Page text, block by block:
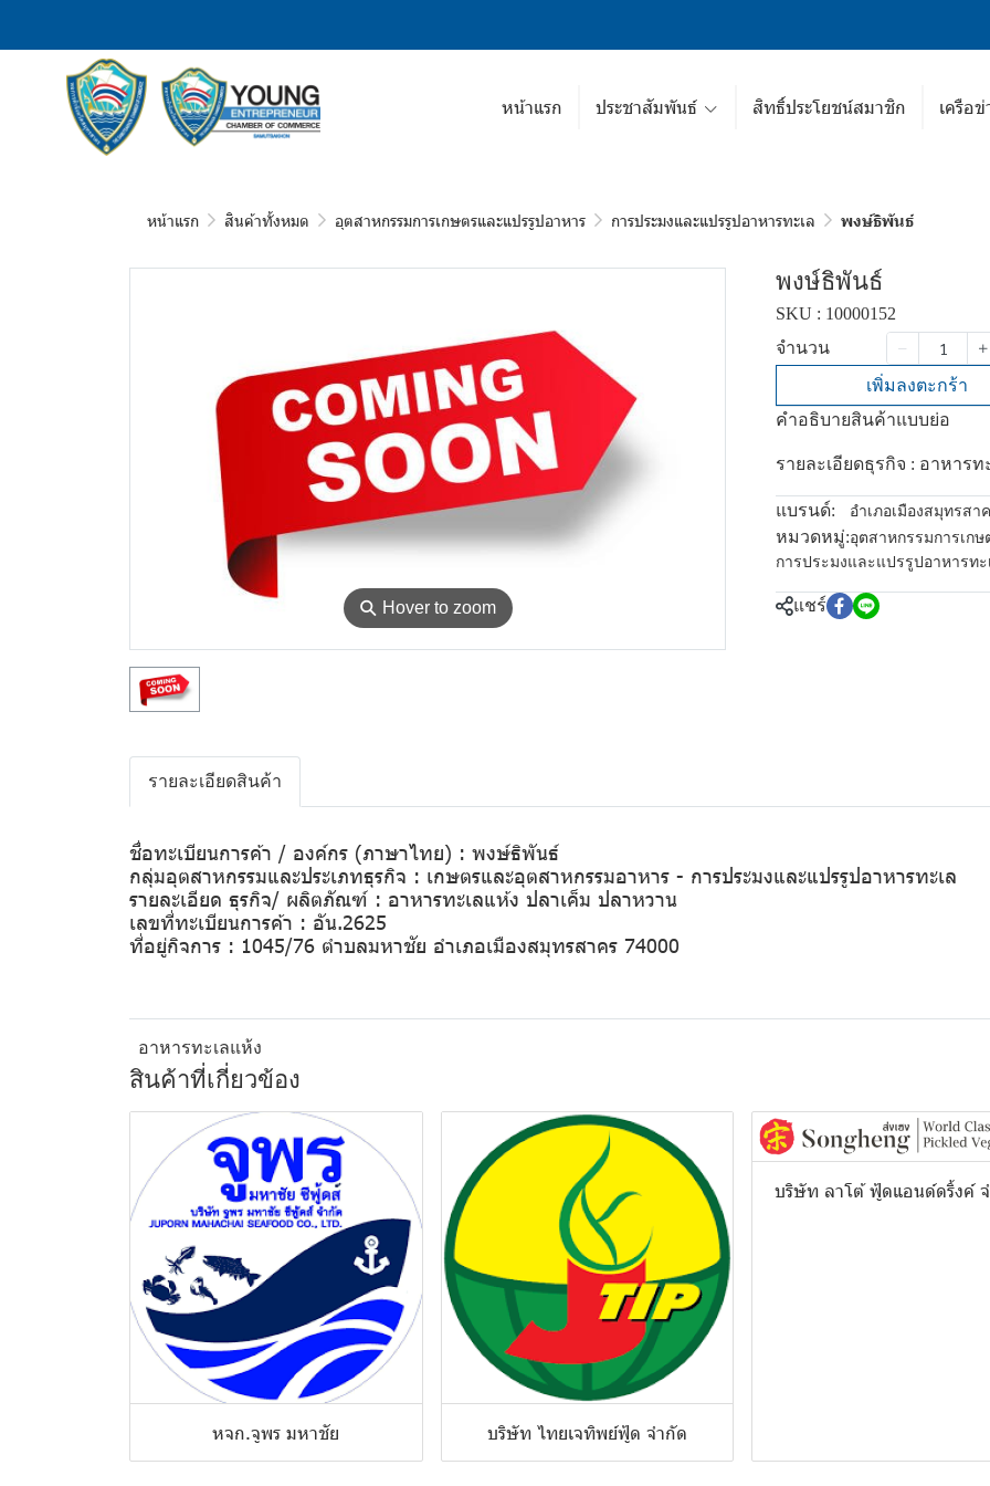
หน้าแรก ประชาสัมพันธ์ สิทธิ์ประโยชน์สมาชิก เครือข่
หน้าแรก สินค้าทั้งหมด อุตสาหกรรมการเกษตรและแปรรูปอาหาร การประมงและแปรรูปอาหารทะเล พงษ์ธิพันธ์
⚲ Hover to zoom
พงษ์ธิพันธ์
SKU : 10000152
จำนวน
เพิ่มลงตะกร้า
คำอธิบายสินค้าแบบย่อ
รายละเอียดธุรกิจ : อาหาร
แบรนด์: อำเภอเมืองสมุทรสา
หมวดหมู่:อุตสาหกรรมการเก
การประมงและแปรรูปอาหารทะ
แชร์
รายละเอียดสินค้า
ชื่อทะเบียนการค้า / องค์กร (ภาษาไทย) : พงษ์ธิพันธ์
กลุ่มอุตสาหกรรมและประเภทธุรกิจ : เกษตรและอุตสาหกรรมอาหาร - การประมงและแปรรูปอาหารทะเล
รายละเอียด ธุรกิจ/ ผลิตภัณฑ์ : อาหารทะเลแห้ง ปลาเค็ม ปลาหวาน
เลขที่ทะเบียนการค้า : อัน.2625
ที่อยู่กิจการ : 1045/76 ตำบลมหาชัย อำเภอเมืองสมุทรสาคร 74000
อาหารทะเลแห้ง
สินค้าที่เกี่ยวข้อง
หจก.จูพร มหาชัย บริษัท ไทยเจทิพย์ฟู้ด จำกัด
บริษัท ลาโต้ ฟู้ดแอนด์ดริ้งค์